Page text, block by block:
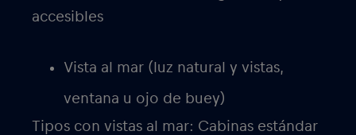
accesibles
Vista al mar (luz natural y vistas,
ventana u ojo de buey)
Tipos con vistas al mar: Cabinas estándar